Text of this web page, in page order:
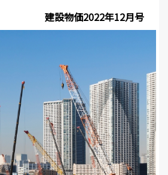
建設物価2022年12月号